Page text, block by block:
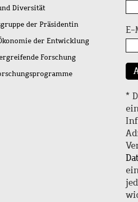
Diversität
der Präsidentin
der Entwicklung
Forschung
E-
*